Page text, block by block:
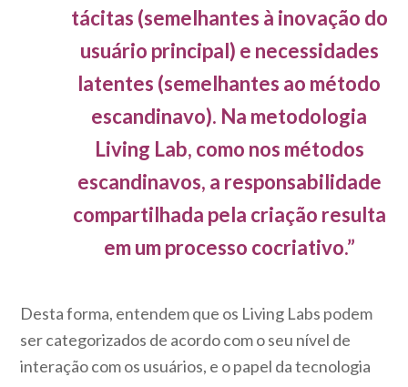
tácitas (semelhantes à inovação do
usuário principal) e necessidades
latentes (semelhantes ao método
escandinavo). Na metodologia
Living Lab, como nos métodos
escandinavos, a responsabilidade
compartilhada pela criação resulta
em um processo cocriativo.”
Desta forma, entendem que os Living Labs podem
ser categorizados de acordo com o seu nível de
interação com os usuários, e o papel da tecnologia